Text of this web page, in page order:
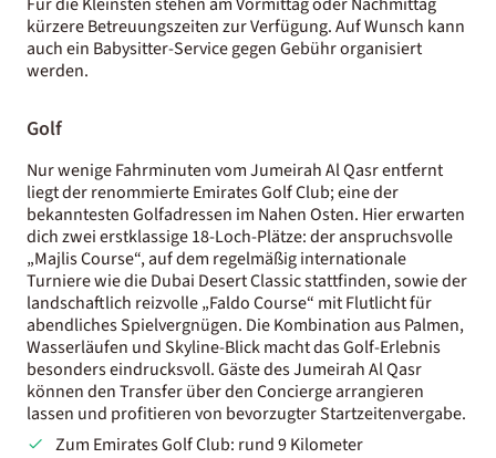
kürzere Betreuungszeiten zur Verfügung. Auf Wunsch kann
auch ein Babysitter-Service gegen Gebühr organisiert
werden.
Golf
Nur wenige Fahrminuten vom Jumeirah Al Qasr entfernt
liegt der renommierte Emirates Golf Club; eine der
bekanntesten Golfadressen im Nahen Osten. Hier erwarten
dich zwei erstklassige 18-Loch-Plätze: der anspruchsvolle
„Majlis Course“, auf dem regelmäßig internationale
Turniere wie die Dubai Desert Classic stattfinden, sowie der
landschaftlich reizvolle „Faldo Course“ mit Flutlicht für
abendliches Spielvergnügen. Die Kombination aus Palmen,
Wasserläufen und Skyline-Blick macht das Golf-Erlebnis
besonders eindrucksvoll. Gäste des Jumeirah Al Qasr
können den Transfer über den Concierge arrangieren
lassen und profitieren von bevorzugter Startzeitenvergabe.
Zum Emirates Golf Club: rund 9 Kilometer